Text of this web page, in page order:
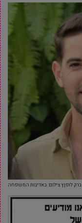
ברק לופןץ צילום: באדיבות המשפחה